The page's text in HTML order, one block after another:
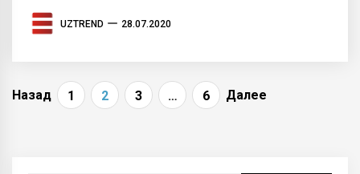
UZTREND 28.07.2020
Навигация
Назад 1 2 3 … 6 Далее